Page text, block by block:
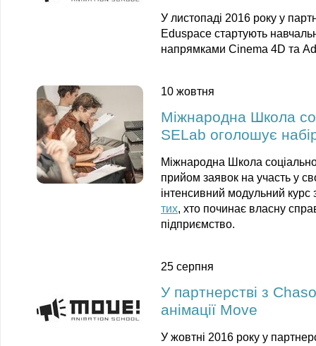
У листопаді 2016 року у
Eduspace стартують
напрямками Cinema 4D та
10 жовтня
Міжнародна Школа
SELab оголошує
Міжнародна Школа
прийом заявок на участь у
інтенсивний модульний курс
тих, хто починає власну
підприємство.
25 серпня
У партнерстві з
анімації Move
У жовтні 2016 року у